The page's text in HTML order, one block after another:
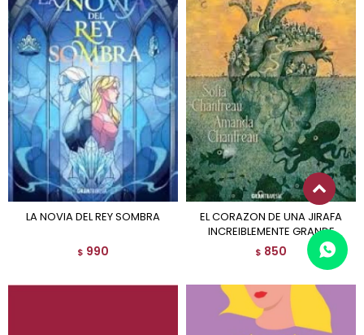
LA NOVIA DEL REY SOMBRA
$ 990
EL CORAZON DE UNA JIRAFA
INCREIBLEMENTE GRANDE
$ 850